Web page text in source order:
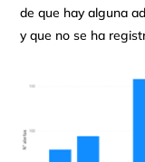
de que hay alguna
y que no se ha